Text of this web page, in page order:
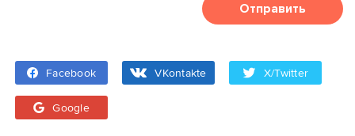
Отправить
Facebook VKontakte X/Twitter
Google